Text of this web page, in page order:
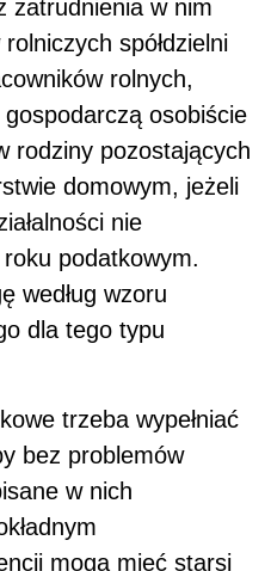
zatrudnienia w nim
spółdzielni
rolnych,
gospodarczą osobiście
rodziny pozostających
domowym, jeżeli
nie
podatkowym.
według wzoru
dla tego typu
trzeba wypełniać
bez problemów
w nich
mogą mieć starsi